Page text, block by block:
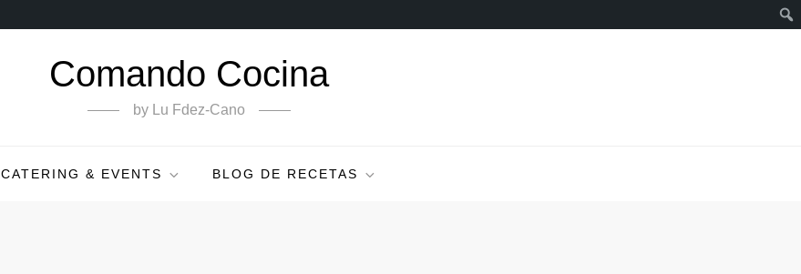
Comando Cocina
by Lu Fdez-Cano
CATERING & EVENTS BLOG DE RECETAS